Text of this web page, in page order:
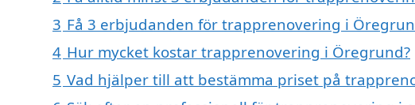
3 Få 3 erbjudanden för trapprenovering i
4 Hur mycket kostar trapprenovering i Öregrund?
5 Vad hjälper till att bestämma priset på